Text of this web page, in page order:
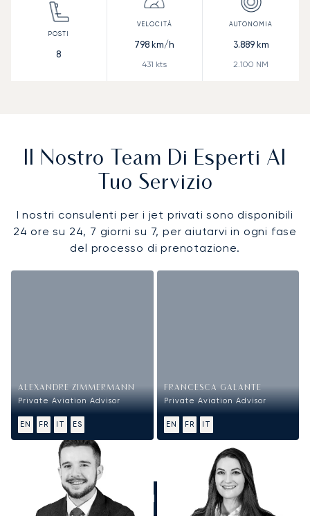
8
798 km/h
431 kts
3.889km
2.100 NM
Il Nostro Team Di Esperti Al
Tuo Servizio
I nostri consulenti per i jet privati sono disponibili
24 ore su 24, 7 giorni su 7, per aiutarvi in ogni fase
del processo di prenotazione.
ALEXANDRE ZIMMERMANN
Private Aviation Advisor
EN FR IT ES
FRANCESCA GALANTE
Private Aviation Advisor
EN FR IT
CHIAMATECI